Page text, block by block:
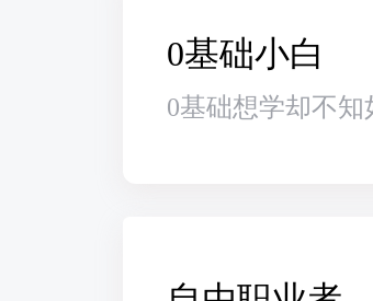
0基础小白
0基础想学却不